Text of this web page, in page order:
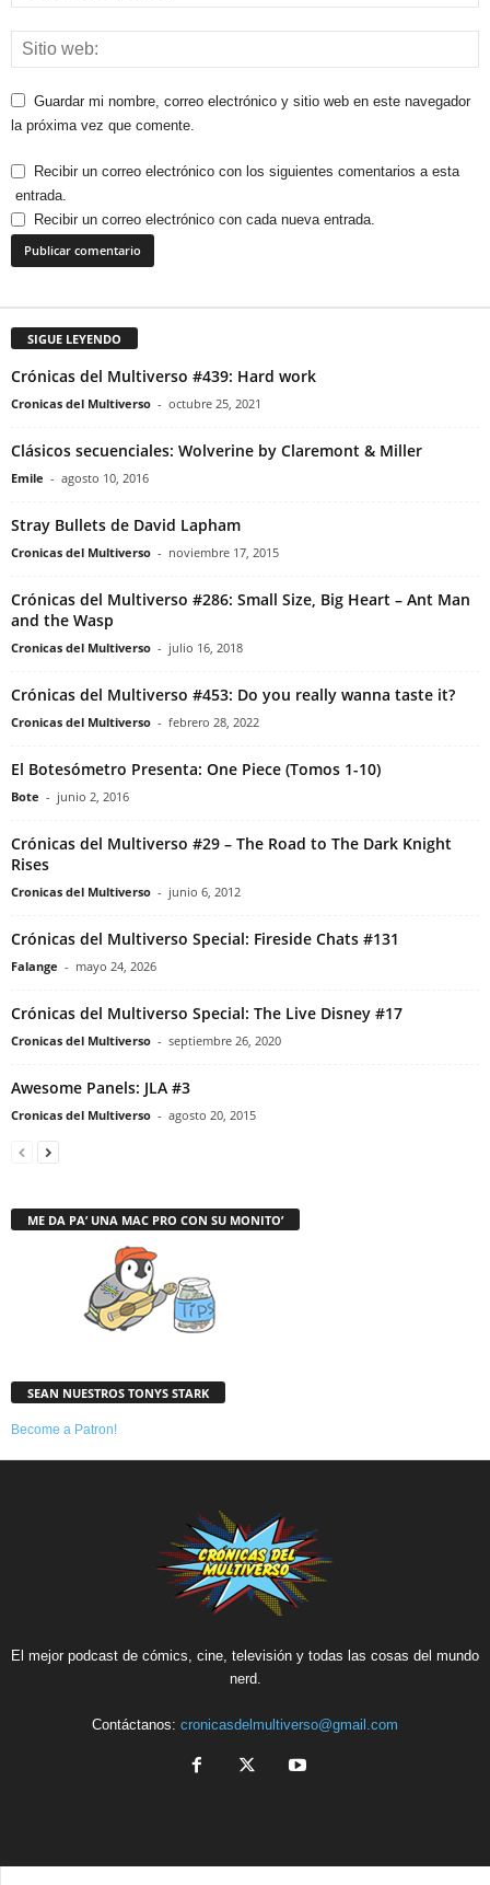
Guardar mi nombre, correo electrónico y sitio web en este navegador
la próxima vez que comente.
Recibir un correo electrónico con los siguientes comentarios a esta
entrada.
Recibir un correo electrónico con cada nueva entrada.
SIGUE LEYENDO
Crónicas del Multiverso #439: Hard work
Cronicas del Multiverso - octubre 25, 2021
Clásicos secuenciales: Wolverine by Claremont & Miller
Emile - agosto 10, 2016
Stray Bullets de David Lapham
Cronicas del Multiverso - noviembre 17, 2015
Crónicas del Multiverso #286: Small Size, Big Heart – Ant Man
and the Wasp
Cronicas del Multiverso - julio 16, 2018
Crónicas del Multiverso #453: Do you really wanna taste it?
Cronicas del Multiverso - febrero 28, 2022
El Botesómetro Presenta: One Piece (Tomos 1-10)
Bote - junio 2, 2016
Crónicas del Multiverso #29 – The Road to The Dark Knight
Rises
Cronicas del Multiverso - junio 6, 2012
Crónicas del Multiverso Special: Fireside Chats #131
Falange - mayo 24, 2026
Crónicas del Multiverso Special: The Live Disney #17
Cronicas del Multiverso - septiembre 26, 2020
Awesome Panels: JLA #3
Cronicas del Multiverso - agosto 20, 2015
ME DA PA’ UNA MAC PRO CON SU MONITO’
SEAN NUESTROS TONYS STARK
Become a Patron!
El mejor podcast de cómics, cine, televisión y todas las cosas del mundo
nerd.
Contáctanos: cronicasdelmultiverso@gmail.com